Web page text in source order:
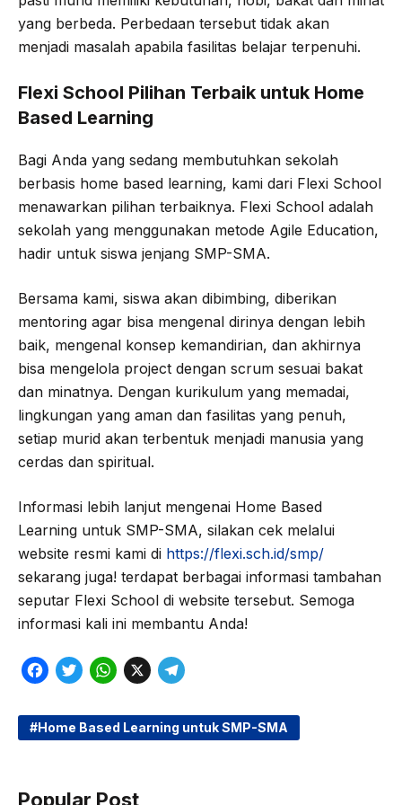
yang berbeda. Perbedaan tersebut tidak akan
menjadi masalah apabila fasilitas belajar terpenuhi.
Flexi School Pilihan Terbaik untuk Home
Based Learning
Bagi Anda yang sedang membutuhkan sekolah
berbasis home based learning, kami dari Flexi School
menawarkan pilihan terbaiknya. Flexi School adalah
sekolah yang menggunakan metode Agile Education,
hadir untuk siswa jenjang SMP-SMA.
Bersama kami, siswa akan dibimbing, diberikan
mentoring agar bisa mengenal dirinya dengan lebih
baik, mengenal konsep kemandirian, dan akhirnya
bisa mengelola project dengan scrum sesuai bakat
dan minatnya. Dengan kurikulum yang memadai,
lingkungan yang aman dan fasilitas yang penuh,
setiap murid akan terbentuk menjadi manusia yang
cerdas dan spiritual.
Informasi lebih lanjut mengenai Home Based
Learning untuk SMP-SMA, silakan cek melalui
website resmi kami di https://flexi.sch.id/smp/
sekarang juga! terdapat berbagai informasi tambahan
seputar Flexi School di website tersebut. Semoga
informasi kali ini membantu Anda!
F
c
T
i
W
a
X
T
l
Home Based Learning untuk SMP-SMA
Popular Post